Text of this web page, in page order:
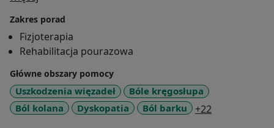
Zakres porad
Fizjoterapia
Rehabilitacja pourazowa
Główne obszary pomocy
Uszkodzenia więzadeł
Bóle kręgosłupa
Ból kolana
Dyskopatia Ból barku +22